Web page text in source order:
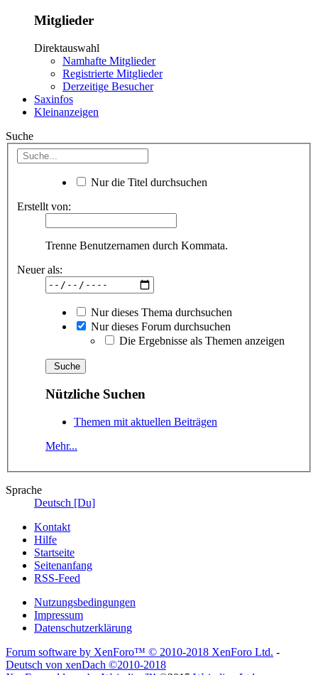
Mitglieder
Direktauswahl
Namhafte Mitglieder
Registrierte Mitglieder
Derzeitige Besucher
Saxinfos
Kleinanzeigen
Suche
Nur die Titel durchsuchen
Erstellt von:
Trenne Benutzernamen durch Kommata.
Neuer als:
Nur dieses Thema durchsuchen
Nur dieses Forum durchsuchen
Die Ergebnisse als Themen anzeigen
Nützliche Suchen
Themen mit aktuellen Beiträgen
Mehr...
Sprache
Deutsch [Du]
Kontakt
Hilfe
Startseite
Seitenanfang
RSS-Feed
Nutzungsbedingungen
Impressum
Datenschutzerklärung
Forum software by XenForo™ © 2010-2018 XenForo Ltd. -
Deutsch von xenDach ©2010-2018